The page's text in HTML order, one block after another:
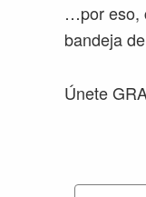
…por eso,
bandeja
Únete